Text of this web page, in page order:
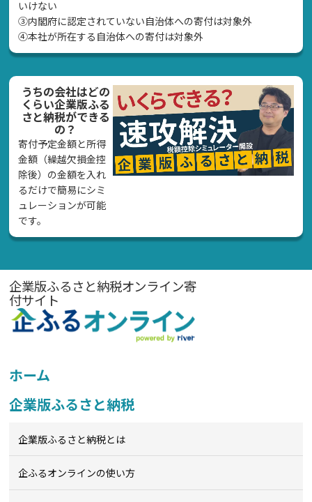
いけない
➂内閣府に認定されていない自治体への寄付は対象外
④本社が所在する自治体への寄付は対象外
うちの会社はどの
くらい企業版ふる
さと納税ができる
の？
寄付予定金額と所得
金額（繰越欠損金控
除後）の金額を入れ
るだけで簡易にシミ
ュレーションが可能
です。
企業版ふるさと納税オンライン寄
付サイト
ホーム
企業版ふるさと納税
企業版ふるさと納税とは
企ふるオンラインの使い方